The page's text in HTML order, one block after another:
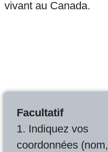
vivant au Canada.
Facultatif
1. Indiquez vos
coordonnées (nom,